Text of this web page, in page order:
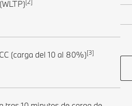
[2]
(carga del 10 al 80%)[3]